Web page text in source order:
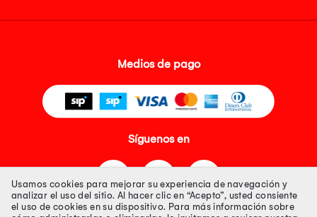
Medios de pago
Síguenos en
Usamos cookies para mejorar su experiencia de navegación y
analizar el uso del sitio. Al hacer clic en “Acepto”, usted consiente
el uso de cookies en su dispositivo. Para más información sobre